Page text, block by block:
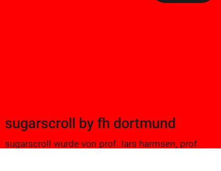
sugarscroll by fh dortmund
sugarscroll wurde von prof. lars harmsen, prof.